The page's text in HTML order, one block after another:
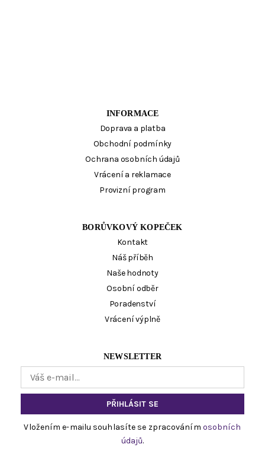
INFORMACE
Doprava a platba
Obchodní podmínky
Ochrana osobních údajů
Vrácení a reklamace
Provizní program
BORŮVKOVÝ KOPEČEK
Kontakt
Náš příběh
Naše hodnoty
Osobní odběr
Poradenství
Vrácení výplně
NEWSLETTER
Vložením e-mailu souhlasíte se zpracováním osobních
údajů.